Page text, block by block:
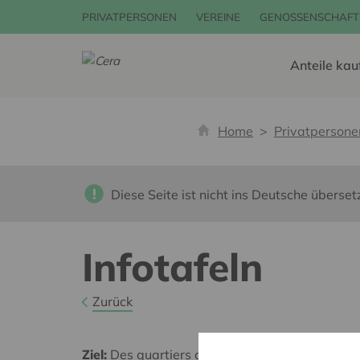
PRIVATPERSONEN VEREINE
Anteile
Home
Diese Seite ist nicht ins Deutsche
Infotafeln
Zurück
Ziel: Des quartiers chaleureux et bienveillants